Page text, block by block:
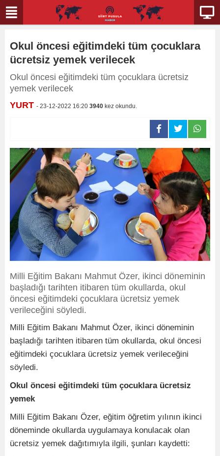
Okul öncesi eğitimdeki tüm çocuklara
ücretsiz yemek verilecek
Okul öncesi eğitimdeki tüm çocuklara ücretsiz
yemek verilecek
YURT - 23-12-2022 16:20 3940 kez okundu.
Milli Eğitim Bakanı Mahmut Özer, ikinci döneminin
başladığı tarihten itibaren tüm okullarda, okul
öncesi eğitimdeki çocuklara ücretsiz yemek
verileceğini söyledi.
Milli Eğitim Bakanı Mahmut Özer, ikinci döneminin
başladığı tarihten itibaren tüm okullarda, okul öncesi
eğitimdeki çocuklara ücretsiz yemek verileceğini
söyledi.
Okul öncesi eğitimdeki tüm çocuklara ücretsiz
yemek
Milli Eğitim Bakanı Özer, eğitim öğretim yılının ikinci
döneminde okullarda uygulamaya konulacak olan
ücretsiz yemek dağıtımıyla ilgili, şunları kaydetti: